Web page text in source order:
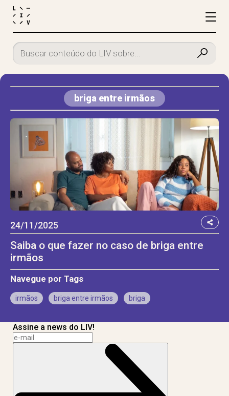
briga entre irmãos
24/11/2025
Saiba o que fazer no caso de briga entre
irmãos
Navegue por Tags
irmãos briga entre irmãos briga
Assine a news do LIV!